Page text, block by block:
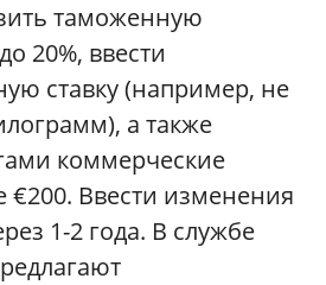
таможенную
20%, ввести
ставку (например, не
а также
коммерческие
€200. Ввести изменения
1-2 года. В службе